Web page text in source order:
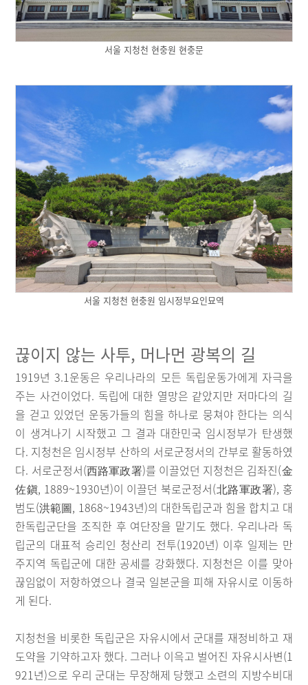
서울 지청천 현충원 현충문
서울 지청천 현충원 임시정부요인묘역
끊이지 않는 사투, 머나먼 광복의 길
1919년 3.1운동은 우리나라의 모든 독립운동가에게 자극을
주는 사건이었다. 독립에 대한 열망은 같았지만 저마다의 길
을 걷고 있었던 운동가들의 힘을 하나로 뭉쳐야 한다는 의식
이 생겨나기 시작했고 그 결과 대한민국 임시정부가 탄생했
다. 지청천은 임시정부 산하의 서로군정서의 간부로 활동하였
다. 서로군정서(西路軍政署)를 이끌었던 지청천은 김좌진(金
佐鎭, 1889~1930년)이 이끌던 북로군정서(北路軍政署), 홍
범도(洪範圖, 1868~1943년)의 대한독립군과 힘을 합치고 대
한독립군단을 조직한 후 여단장을 맡기도 했다. 우리나라 독
립군의 대표적 승리인 청산리 전투(1920년) 이후 일제는 만
주지역 독립군에 대한 공세를 강화했다. 지청천은 이를 맞아
끊임없이 저항하였으나 결국 일본군을 피해 자유시로 이동하
게 된다.
지청천을 비롯한 독립군은 자유시에서 군대를 재정비하고 재
도약을 기약하고자 했다. 그러나 이윽고 벌어진 자유시사변(1
921년)으로 우리 군대는 무장해제 당했고 소련의 지방수비대